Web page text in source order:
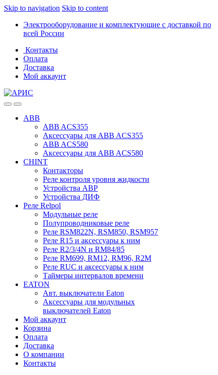
Skip to navigation Skip to content
Электрооборудование и комплектующие с доставкой по
всей России
Контакты
Оплата
Доставка
Мой аккаунт
ABB
ABB ACS355
Аксессуары для ABB ACS355
ABB ACS580
Аксессуары для ABB ACS580
CHINT
Контакторы
Реле контроля уровня жидкости
Устройства АВР
Устройства ДИФ
Реле Relpol
Модульные реле
Полупроводниковые реле
Реле RSM822N, RSM850, RSM957
Реле R15 и аксессуары к ним
Реле R2/3/4N и RM84/85
Реле RM699, RM12, RM96, R2M
Реле RUC и аксессуары к ним
Таймеры интервалов времени
EATON
Авт. выключатели Eaton
Аксессуары для модульных
выключателей Eaton
Мой аккаунт
Корзина
Оплата
Доставка
О компании
Контакты